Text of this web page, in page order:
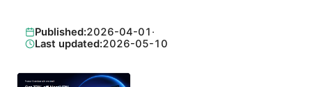
Published:2026-04-01 ·
Last updated:2026-05-10